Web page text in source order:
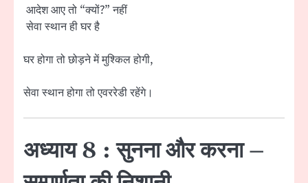
आदेश आए तो “क्यों?” नहीं
सेवा स्थान ही घर है
घर होगा तो छोड़ने में मुश्किल होगी,
सेवा स्थान होगा तो एवररेडी रहेंगे।
अध्याय 8 : सुनना और करना –